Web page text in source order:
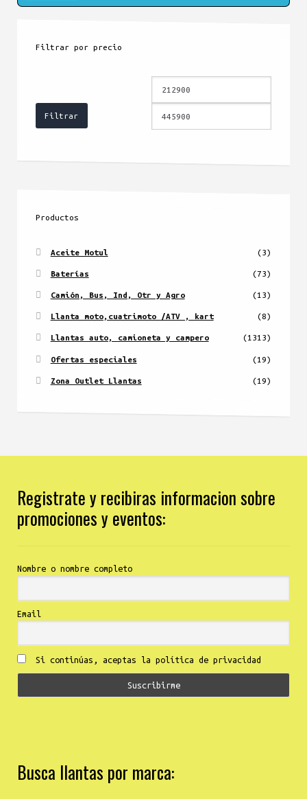
Filtrar por precio
Precio
Filtrar
Productos
Aceite Motul (3)
Baterías (73)
Camión, Bus, Ind, Otr y Agro (13)
Llanta moto,cuatrimoto /ATV , kart (8)
Llantas auto, camioneta y campero (1313)
Ofertas especiales (19)
Zona Outlet Llantas (19)
Registrate y recibiras informacion sobre
promociones y eventos:
Nombre o nombre completo
Email
Si continúas, aceptas la política de privacidad
Busca llantas por marca: